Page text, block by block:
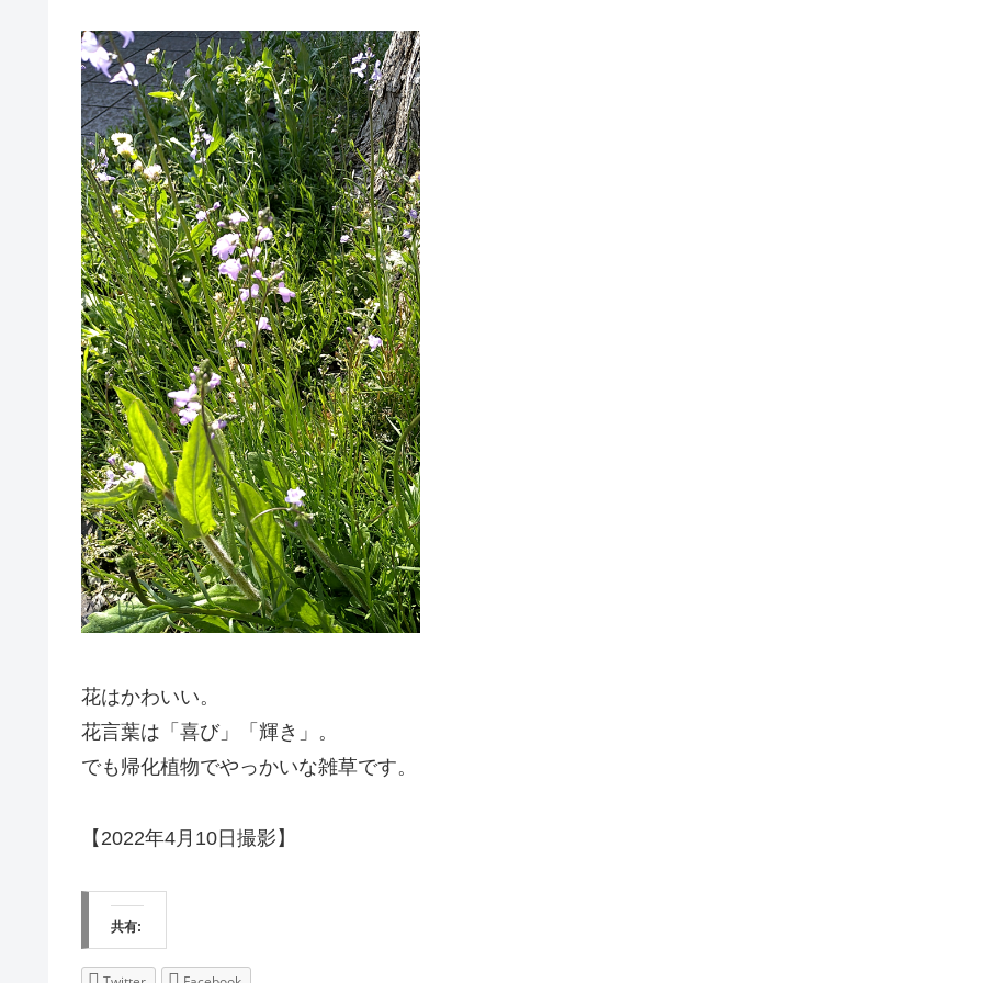
花はかわいい。
花言葉は「喜び」「輝き」。
でも帰化植物でやっかいな雑草です。
【2022年4月10日撮影】
共有: